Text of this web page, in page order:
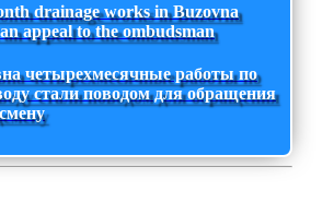
drainage works in Buzovna
appeal to the ombudsman
четырехмесячные работы по
стали поводом для обращения